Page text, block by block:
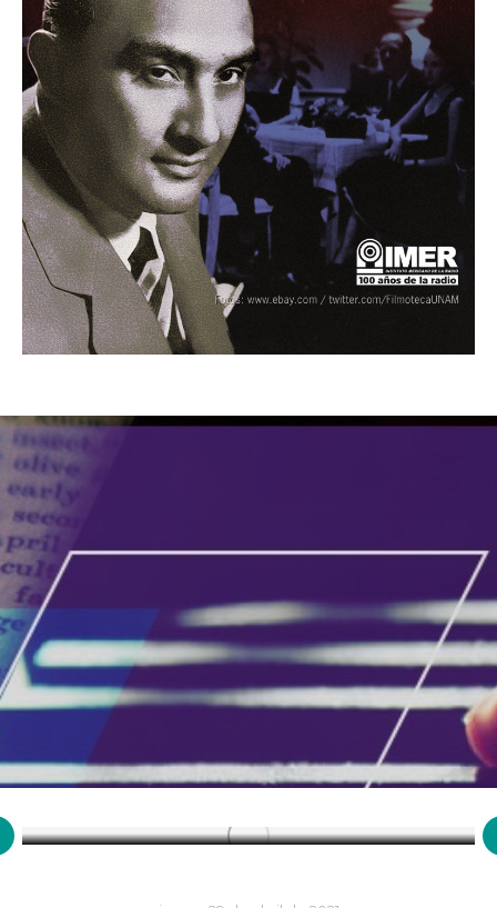
31 de marzo de 1727: Fallece el
matemático y físico Isaac Newton
Efemérides,Marzo